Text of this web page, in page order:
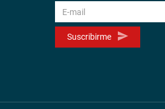
Suscribirme